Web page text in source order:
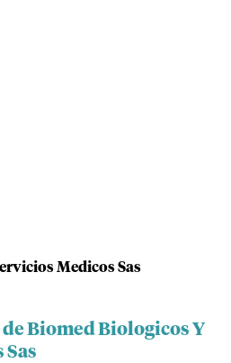
Medicos Sas
Biomed Biologicos Y